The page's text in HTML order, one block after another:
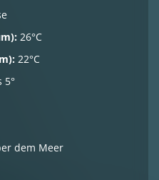
26°C
22°C
5°
dem Meer